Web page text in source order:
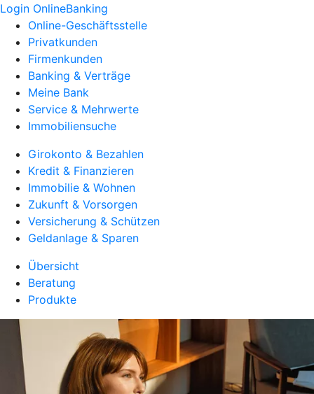
Login OnlineBanking
Online-Geschäftsstelle
Privatkunden
Firmenkunden
Banking & Verträge
Meine Bank
Service & Mehrwerte
Immobiliensuche
Girokonto & Bezahlen
Kredit & Finanzieren
Immobilie & Wohnen
Zukunft & Vorsorgen
Versicherung & Schützen
Geldanlage & Sparen
Übersicht
Beratung
Produkte